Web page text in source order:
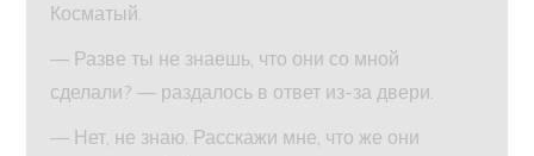
Косматый.
— Разве ты не знаешь, что они со мной
сделали? — раздалось в ответ из-за двери.
— Нет, не знаю. Расскажи мне, что же они